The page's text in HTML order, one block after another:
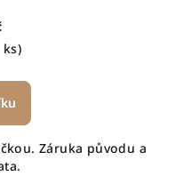
ks)
Záruka původu a